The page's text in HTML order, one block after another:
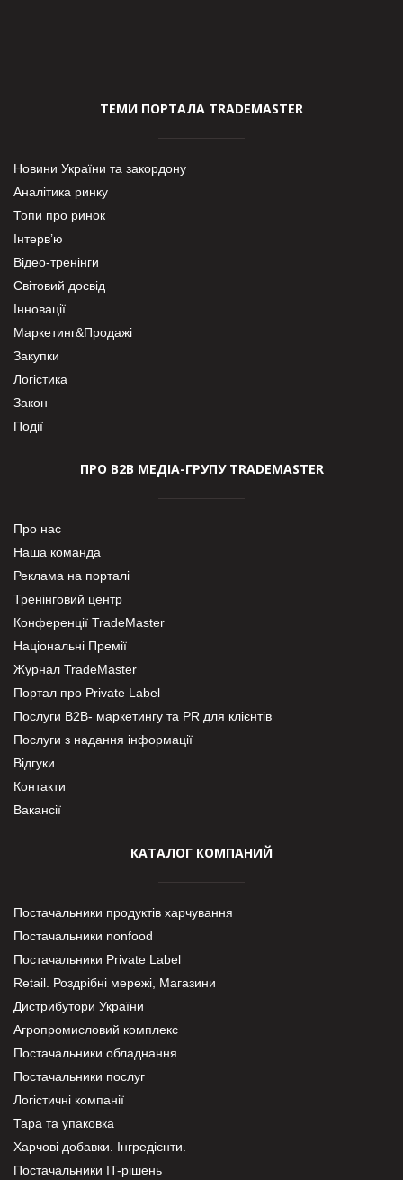
ТЕМИ ПОРТАЛА TRADEMASTER
Новини України та закордону
Аналітика ринку
Топи про ринок
Інтерв’ю
Відео-тренінги
Світовий досвід
Інновації
Маркетинг&Продажі
Закупки
Логістика
Закон
Події
ПРО В2В МЕДІА-ГРУПУ TRADEMASTER
Про нас
Наша команда
Реклама на порталі
Тренінговий центр
Конференції TradeMaster
Національні Премії
Журнал TradeMaster
Портал про Private Label
Послуги В2В- маркетингу та PR для клієнтів
Послуги з надання інформації
Відгуки
Контакти
Вакансії
КАТАЛОГ КОМПАНИЙ
Постачальники продуктів харчування
Постачальники nonfood
Постачальники Private Label
Retail. Роздрібні мережі, Магазини
Дистрибутори України
Агропромисловий комплекс
Постачальники обладнання
Постачальники послуг
Логістичні компанії
Тара та упаковка
Харчові добавки. Інгредієнти.
Постачальники IT-рішень